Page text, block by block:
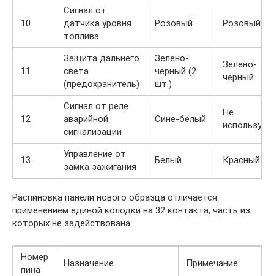
10
Сигнал от
датчика уровня
топлива
Розовый Розовый
11
Защита дальнего
света
(предохранитель)
Зелено-
черный (2
шт.)
Зелено-
черный
12
Сигнал от реле
аварийной
сигнализации
Сине-белый
Не
13
Управление от
замка зажигания
Белый Красный
Распиновка панели нового образца отличается
применением единой колодки на 32 контакта, часть из
которых не задействована.
Номер
пина
Назначение Примечание